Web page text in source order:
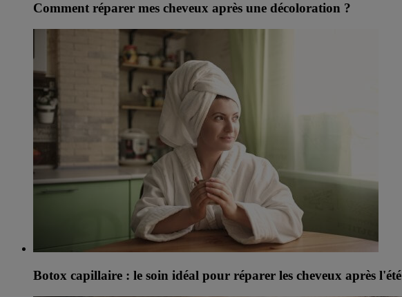
Comment réparer mes cheveux après une décoloration ?
Botox capillaire : le soin idéal pour réparer les cheveux après l'été